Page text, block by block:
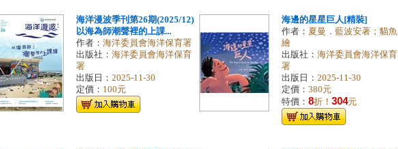
海洋漫波季刊第26期(2025/12)
以海為師潮聲裡的上課...
作者： 海洋委員會海洋保育署
出版社： 海洋委員會海洋保育
署
出版日： 2025-11-30
定價： 100元
海邊的星星巨人[精裝]
作者： 夏曼．藍波安著；貓魚
繪
出版社： 海洋委員會海洋保育
署
出版日： 2025-11-30
定價： 380元
特價： 8折！ 304元